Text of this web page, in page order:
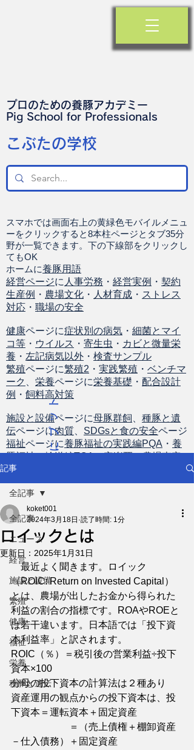
プロのための養豚アカデミー
​Pig School for Professionals
​こぶたの学校
スマホでは画面右上の黄緑色モバイルメニュ
ーをクリックすると8本柱ページとタブ35分
野が一覧できます。下の下線部をクリックし
てもOK
ホームに養豚用語
経営ページに 人事労務 ・ 経営実例 ・ 契約
生産例 ・ 農場文化 ・ 人材育成 ・ ストレス
対応 ・ 職場の安全
健康ページに症状別の病気 ・ 細菌とマイ
コ等 ・ ウイルス ・ 寄生虫 ・ カビと微量栄
養 ・ 左記病気以外 ・ 検査サンプル
繁殖ページに繁殖2 ・ 実践繁殖 ・ ベンチマ
ーク
栄養ページに栄養基礎 ・ 配合設計
例 ・ 飼料高対策
施設と設備ページに母豚群飼
種豚と遺
伝ページに肉質 SDGsと食の安全ページ
福祉ページに養豚福祉の実践編PQA ・ 養
豚福祉の輸送編TQA・安楽死・農場査定
ト
ッ
プ
に
記事
全記事
ニュース
経営
施設と設備
繁殖
健康
福祉
栄養
種豚と遺伝
全記事
ロイックとは
koket001
2024年3月18日 読了時間: 1分
更新日： 2025年1月31日
最近よく聞きます。ロイック
（ROIC: Return on Invested Capital）
とは、農場が出したお金から得られた
利益の割合の指標です。ROAやROEと
は若干違います。日本語では「投下資
本利益率」と訳されます。
ROIC（％）＝税引後の営業利益÷投下
資本×100
分母の投下資本の計算法は２種あり
資産運用の観点からの投下資本は、投
下資本＝運転資本＋固定資産
＝（売上債権＋棚卸資産
－仕入債務）＋固定資産